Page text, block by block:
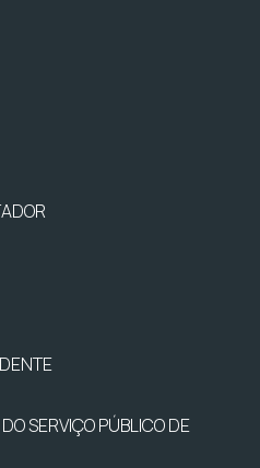
SERVIÇO PÚBLICO DE